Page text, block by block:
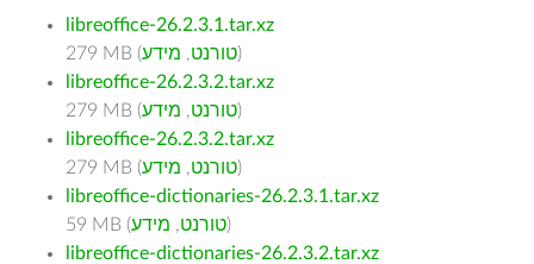
libreoffice-26.2.3.1.tar.xz
279 MB (
טורנט, מידע
)
libreoffice-26.2.3.2.tar.xz
279 MB (
טורנט, מידע
)
libreoffice-26.2.3.2.tar.xz
279 MB (
טורנט, מידע
)
libreoffice-dictionaries-26.2.3.1.tar.xz
59 MB (
טורנט, מידע
)
libreoffice-dictionaries-26.2.3.2.tar.xz